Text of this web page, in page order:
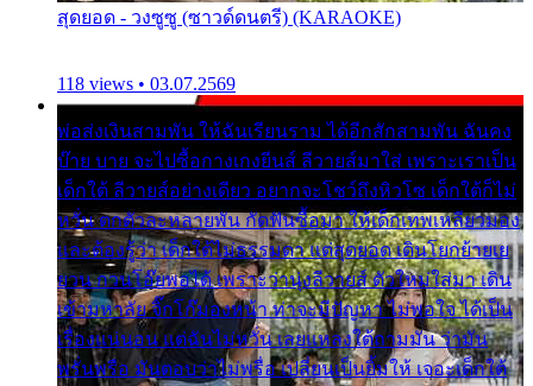
สุดยอด - วงซูซู (ซาวด์ดนตรี) (KARAOKE)
118 views • 03.07.2569
พ่อส่งเงินสามพัน ให้ฉันเรียนราม ได้อีกสักสามพัน ฉันคง
บ๊าย บาย จะไปซื้อกางเกงยีนส์ ลีวายส์มาใส่ เพราะเราเป็น
เด็กใต้ ลีวายส์อย่างเดียว อยากจะโชว์ถึงหิวโซ เด็กใต้ก็ไม่
หวั่น ตกตัวละหลายพัน กัดฟันซื้อมา ให้เด็กเทพเหลียวมอง
และต้องรู้ว่า เด็กใต้ไม่ธรรมดา แต่สุดยอด เดินโยกย้ายเย
ยวน กวนโอ๊ยพอได้ เพราะว่านุ่งลีวายส์ ตัวใหม่ใส่มา เดิน
เข้ามหาลัย จิ๊กโก๊มองหน้า ท่าจะมีปัญหา ไม่พอใจ ได้เป็น
เรื่องแน่นอน แต่ฉันไม่หวั่น เลยแหลงใต้ถามมัน ว่ามัน
พรั่นพรือ มันตอบว่าไม่พรื่อ เปลี่ยนเป็นยิ้มให้ เจอะเด็กใต้